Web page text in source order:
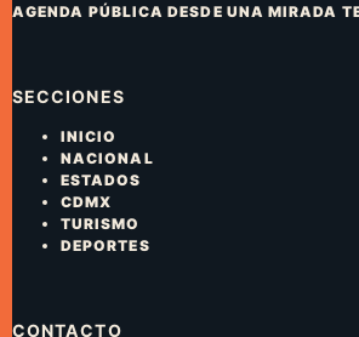
AGENDA PÚBLICA DESDE UNA MIRADA
SECCIONES
INICIO
NACIONAL
ESTADOS
CDMX
TURISMO
DEPORTES
CONTACTO